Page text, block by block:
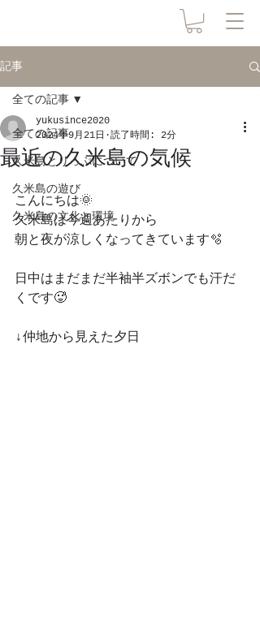
記事
全ての記事
久米島とりっぷについて
久米島の遊び
久米島の文化と環境
全ての記事
最近の久米島の気候
yukusince2020
2024年9月21日
読了時間: 2分
こんにちは🌞
久米島は今週あたりから
朝と夜が涼しくなってきています🫧
日中はまだまだ半袖半ズボンでも汗だ
くです🥵
↓仲地から見えた夕日